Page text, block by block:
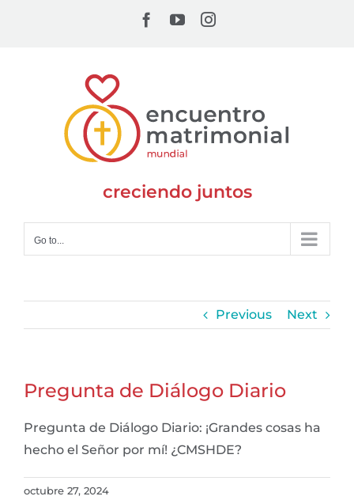
Facebook
YouTubeInstagram
creciendo juntos
Go to...
Previous Next
Pregunta de Diálogo Diario
Pregunta de Diálogo Diario: ¡Grandes cosas ha
hecho el Señor por mí! ¿CMSHDE?
octubre 27, 2024